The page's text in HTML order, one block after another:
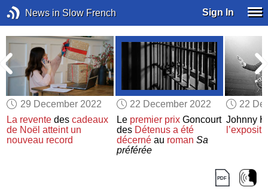
News in Slow French Sign In
29 December 2022
La revente descadeaux
de Noël atteint un
nouveau record
22 December 2022
Le premier prixGoncourt
des Détenus a été
décernéau roman Sa
préférée
22
Johnny